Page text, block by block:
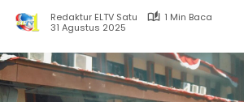
Redaktur ELTV Satu
1 Min Baca
31 Agustus 2025